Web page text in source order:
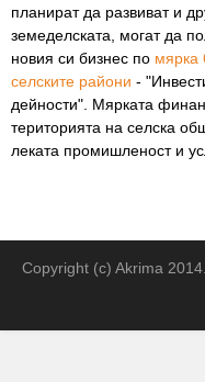
планират да развиват и
земеделската, могат да
новия си бизнес по мярка
селските райони -
дейности". Мярката
територията на селска
леката промишленост и
Copyright (c) Akrima